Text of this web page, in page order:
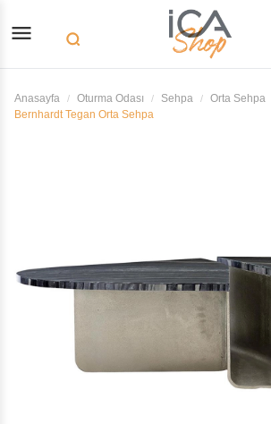
menu search
Anasayfa Oturma Odası Sehpa
Orta Sehpa
Bernhardt Tegan Orta Sehpa